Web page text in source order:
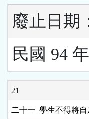
廢止日期
民國 94
21